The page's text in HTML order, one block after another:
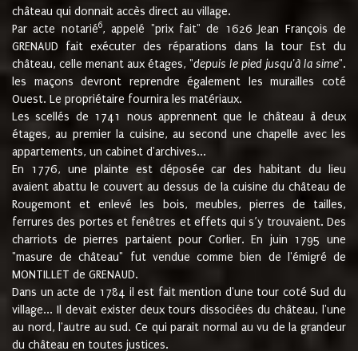
château qui donnait accès direct au village.
Par acte notarié6, appelé "prix fait" de 1626 Jean François de
GRENAUD fait exécuter des réparations dans la tour Est du
château, celle menant aux étages, "depuis le pied jusqu'à la sime".
les maçons devront reprendre également les murailles coté
Ouest. Le propriétaire fournira les matériaux.
Les scellés de 1741 nous apprennent que le château à deux
étages, au premier la cuisine, au second une chapelle avec les
appartements, un cabinet d'archives...
En 1776, une plainte est déposée car des habitant du lieu
avaient abattu le couvert au dessus de la cuisine du château de
Rougemont et enlevé les bois, meubles, pierres de tailles,
ferrures des portes et fenêtres et effets qui s’y trouvaient. Des
charriots de pierres partaient pour Corlier. En juin 1795 une
"masure de château" fut vendue comme bien de l'émigré de
MONTILLET de GRENAUD.
Dans un acte de 1784 il est fait mention d'une tour coté Sud du
village... Il devait exister deux tours dissociées du château, l'une
au nord, l'autre au sud. Ce qui parait normal au vu de la grandeur
du château en toutes justices.